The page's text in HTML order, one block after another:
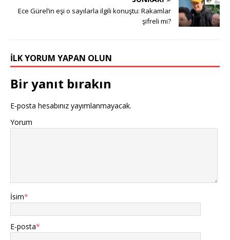
Ece Gürel’in eşi o sayılarla ilgili konuştu: Rakamlar
şifreli mi?
İLK YORUM YAPAN OLUN
Bir yanıt bırakın
E-posta hesabınız yayımlanmayacak.
Yorum
İsim*
E-posta*